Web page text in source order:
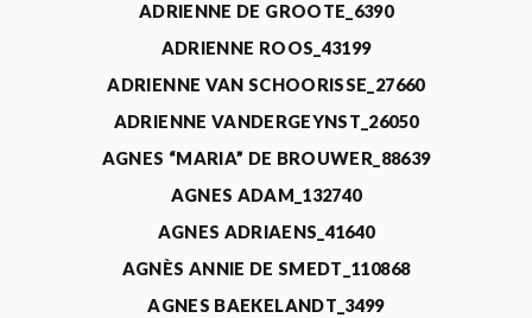
ADRIENNE DE GROOTE_6390
ADRIENNE ROOS_43199
ADRIENNE VAN SCHOORISSE_27660
ADRIENNE VANDERGEYNST_26050
AGNES “MARIA” DE BROUWER_88639
AGNES ADAM_132740
AGNES ADRIAENS_41640
AGNÈS ANNIE DE SMEDT_110868
AGNES BAEKELANDT_3499